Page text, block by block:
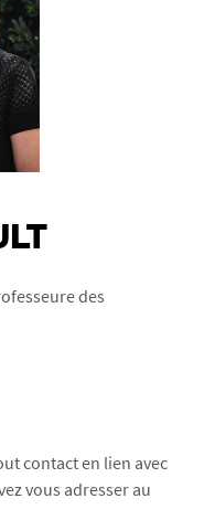
des
contact en lien avec
vous adresser au